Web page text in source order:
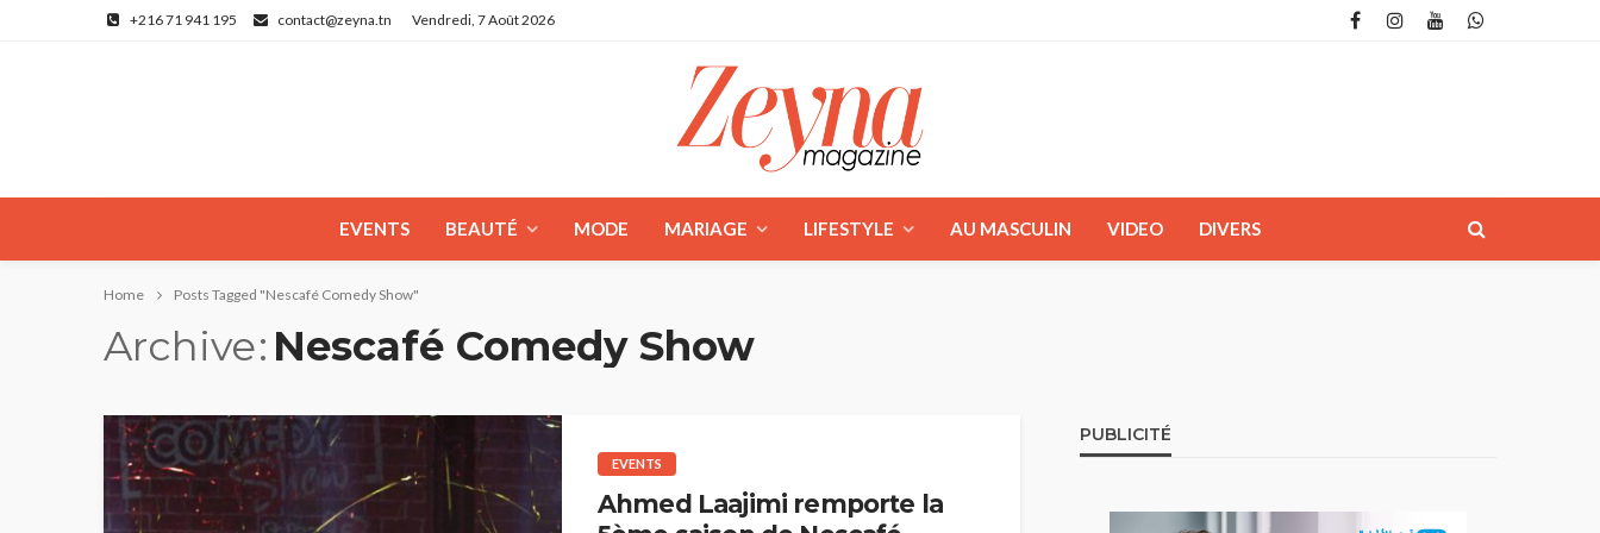
+216 71 941 195 contact@zeyna.tn Vendredi, 7 Août 2026
EVENTS BEAUTÉ MODE MARIAGE LIFESTYLE AU MASCULIN VIDEO DIVERS
Home Posts Tagged "Nescafé Comedy Show"
Archive Nescafé Comedy Show
EVENTS
Ahmed Laajimi remporte la
PUBLICITÉ